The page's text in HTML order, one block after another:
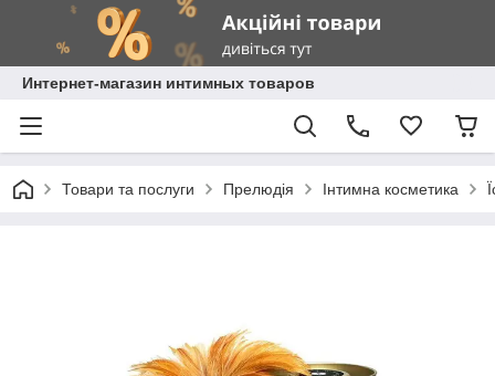
Интернет-магазин интимных товаров
Товари та послуги Прелюдія Інтимна косметика